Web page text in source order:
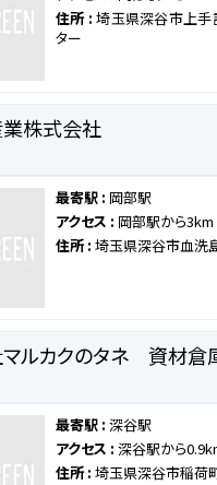
住所 :埼玉県深谷市上手
ター
株式会社
最寄駅 : 岡部駅
アクセス : 岡部駅から3km
住所 : 埼玉県深谷市血洗
ルカクのタネ 資材倉
最寄駅 : 深谷駅
アクセス : 深谷駅から
住所 : 埼玉県深谷市稲荷